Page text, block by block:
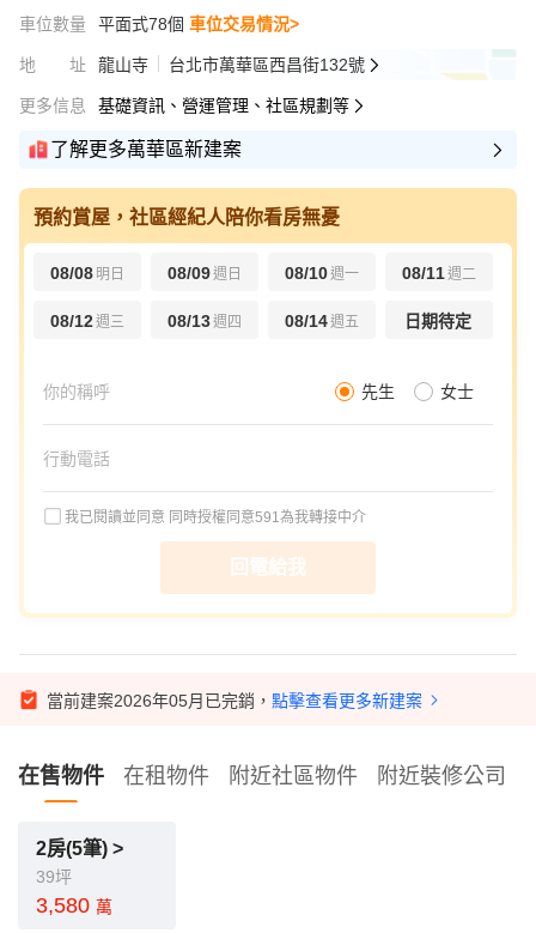
車位數量 平面式78個 車位交易情況>
地址 龍山寺 台北市萬華區西昌街132號
更多信息 基礎資訊、營運管理、社區規劃等
了解更多萬華區新建案
預約賞屋，社區經紀人陪你看房無憂
08/08 明日 08/09週日 08/10週一 08/11週二
08/12週三 08/13週四 08/14週五 日期待定
先生 女士
我已閱讀並同意 同時授權同意591為我轉接中介
回電給我
當前建案2026年05月已完銷， 點擊查看更多新建案
在售物件 在租物件 附近社區物件 附近裝修公司
2房(5筆) >
39坪
3,580 萬